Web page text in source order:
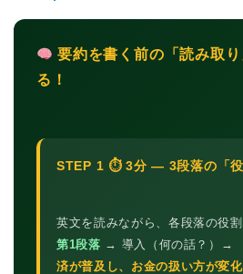
要約を書く前の「読み取
る！
STEP 1 ⏱ 3分 — 3段落の「役
英文を読みながら、各段落の役割
第1段落 → 導入（何の話？）→
済が普及し、お金の扱い方が変化